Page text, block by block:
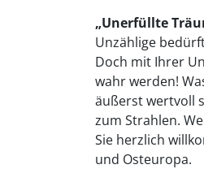
„Unerfüllte
Unzählige
Doch mit Ihrer
wahr werden!
äußerst wertvoll
zum Strahlen.
Sie herzlich
und Osteuropa.